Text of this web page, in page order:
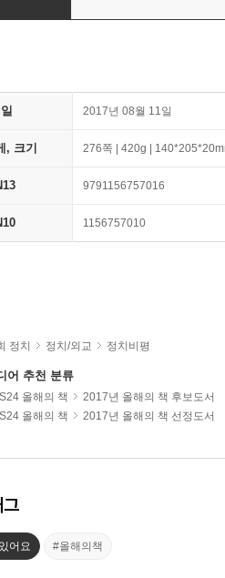
2017년 08월 11일
, 크기 276쪽 | 420g |
9791156757016
1156757010
정치 정치/외교 정치비평
어 추천 분류
올해의 책
2017년 올해의 책 후보도서
올해의 책 2017년 올해의 책 선정도서
어요 #올해의책